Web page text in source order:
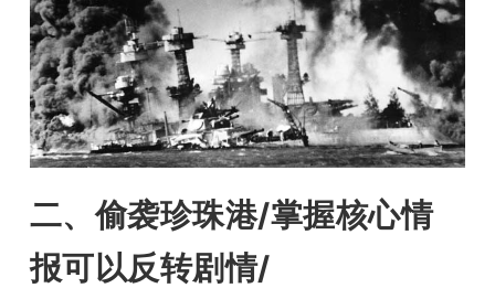
二、偷袭珍珠港/掌握核心情
报可以反转剧情/